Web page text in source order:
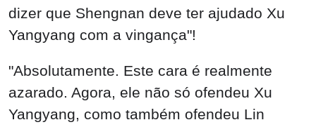
dizer que Shengnan deve ter ajudado Xu
Yangyang com a vingança"!
"Absolutamente. Este cara é realmente
azarado. Agora, ele não só ofendeu Xu
Yangyang, como também ofendeu Lin